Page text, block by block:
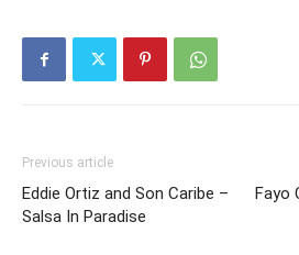
Previous article
Eddie Ortiz and Son Caribe –
Salsa In Paradise
Fayo